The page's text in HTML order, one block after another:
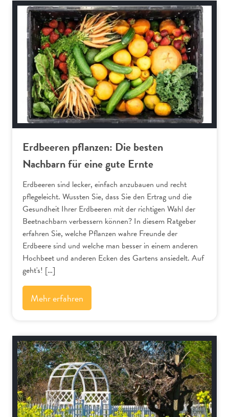
Nutzgarten
Erdbeeren pflanzen: Die besten
Nachbarn für eine gute Ernte
Erdbeeren sind lecker, einfach anzubauen und recht
pflegeleicht. Wussten Sie, dass Sie den Ertrag und die
Gesundheit Ihrer Erdbeeren mit der richtigen Wahl der
Beetnachbarn verbessern können? In diesem Ratgeber
erfahren Sie, welche Pflanzen wahre Freunde der
Erdbeere sind und welche man besser in einem anderen
Hochbeet und anderen Ecken des Gartens ansiedelt. Auf
geht's! […]
Mehr erfahren
Kräuter